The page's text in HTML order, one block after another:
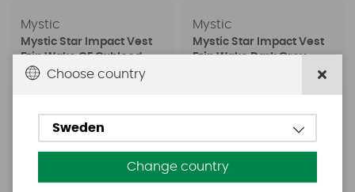
Mystic
Mystic Star Impact Vest
Fzip Wake CE Oxblood
Red
Mystic
Mystic Star Impact Vest
Fzip Wake Dark Grey
Choose country
Sweden
Change country